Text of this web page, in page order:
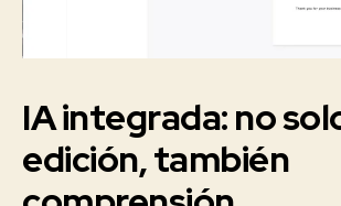
IA integrada: no
edición, también